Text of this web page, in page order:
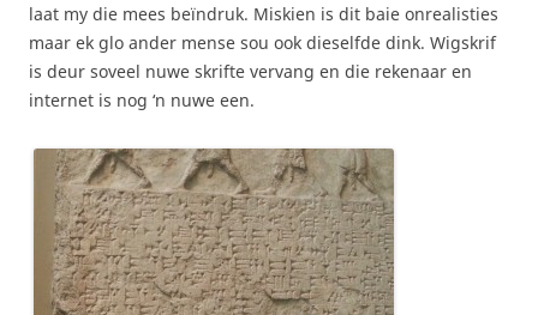
laat my die mees beïndruk. Miskien is dit baie onrealisties
maar ek glo ander mense sou ook dieselfde dink. Wigskrif
is deur soveel nuwe skrifte vervang en die rekenaar en
internet is nog ‘n nuwe een.